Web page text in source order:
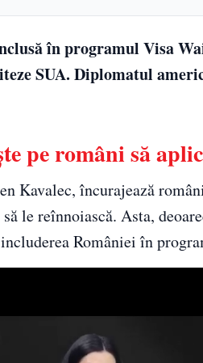
în programul Visa
SUA. Diplomatul
pe români să
Kavalec, încurajează
le reînnoiască. Asta,
României în